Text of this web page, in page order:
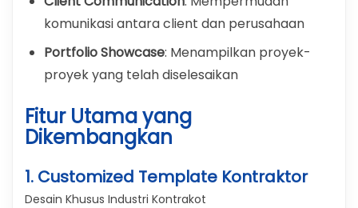
komunikasi antara client dan perusahaan
Portfolio Showcase: Menampilkan proyek-
proyek yang telah diselesaikan
Fitur Utama yang
Dikembangkan
1. Customized Template Kontraktor
Desain Khusus Industri Kontrakot